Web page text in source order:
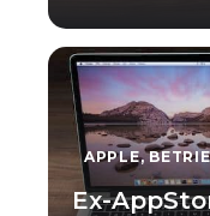
APPLE,
Ex-